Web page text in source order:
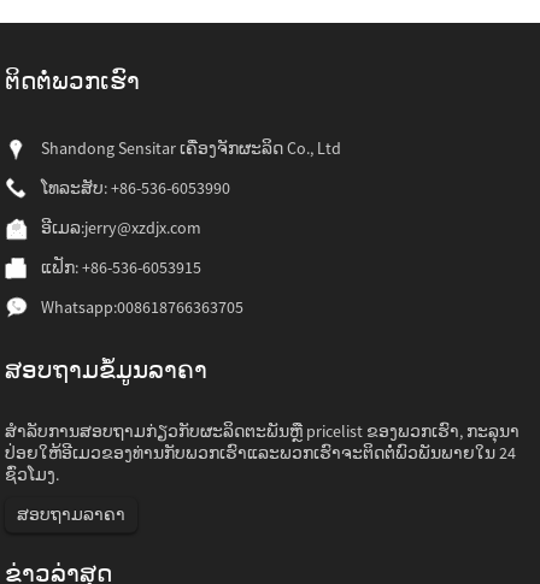
ຕິດ​ຕໍ່​ພວກ​ເຮົາ
Shandong Sensitar ເຄື່ອງຈັກຜະລິດ Co., Ltd
ໂທລະສັບ: +86-536-6053990
ອີເມລ:jerry@xzdjx.com
ແຟັກ: +86-536-6053915
Whatsapp:008618766363705
ສອບຖາມຂໍ້ມູນລາຄາ
ສໍາ​ລັບ​ການ​ສອບ​ຖາມ​ກ່ຽວ​ກັບ​ຜະ​ລິດ​ຕະ​ພັນ​ຫຼື pricelist ຂອງ​ພວກ​ເຮົາ​, ກະ​ລຸ​ນາ​
ປ່ອຍ​ໃຫ້​ອີ​ເມວ​ຂອງ​ທ່ານ​ກັບ​ພວກ​ເຮົາ​ແລະ​ພວກ​ເຮົາ​ຈະ​ຕິດ​ຕໍ່​ພົວ​ພັນ​ພາຍ​ໃນ 24
ຊົ່ວ​ໂມງ​.
ສອບຖາມລາຄາ
ຂ່າວ​ລ່າ​ສຸດ